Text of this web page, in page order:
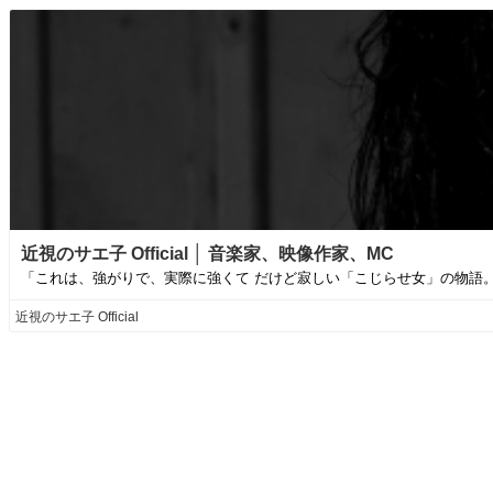
近視のサエ子 Official │ 音楽家、映像作家、MC
「これは、強がりで、実際に強くて だけど寂しい「こじらせ女」の物語
近視のサエ子 Official